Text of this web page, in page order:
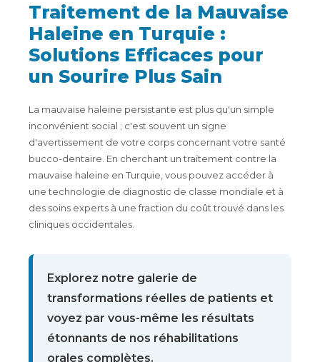
Traitement de la Mauvaise
Haleine en Turquie :
Solutions Efficaces pour
un Sourire Plus Sain
La mauvaise haleine persistante est plus qu'un simple
inconvénient social ; c'est souvent un signe
d'avertissement de votre corps concernant votre santé
bucco-dentaire. En cherchant un traitement contre la
mauvaise haleine en Turquie, vous pouvez accéder à
une technologie de diagnostic de classe mondiale et à
des soins experts à une fraction du coût trouvé dans les
cliniques occidentales.
Explorez notre galerie de
transformations réelles de patients et
voyez par vous-même les résultats
étonnants de nos réhabilitations
orales complètes.